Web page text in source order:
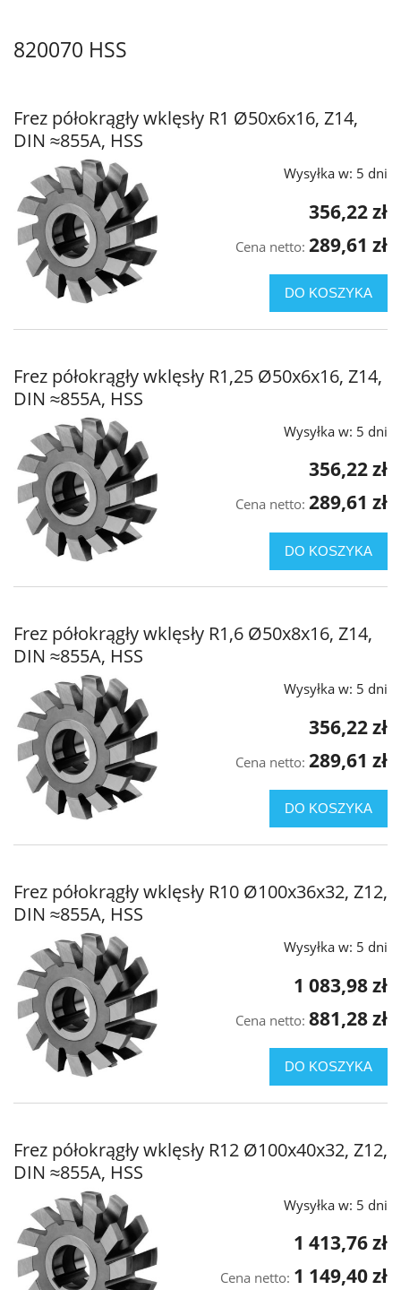
820070 HSS
Frez półokrągły wklęsły R1 Ø50x6x16, Z14,
DIN ≈855A, HSS
Wysyłka w: 5 dni
356,22 zł
Cena netto: 289,61 zł
DO KOSZYKA
Frez półokrągły wklęsły R1,25 Ø50x6x16, Z14,
DIN ≈855A, HSS
Wysyłka w: 5 dni
356,22 zł
Cena netto: 289,61 zł
DO KOSZYKA
Frez półokrągły wklęsły R1,6 Ø50x8x16, Z14,
DIN ≈855A, HSS
Wysyłka w: 5 dni
356,22 zł
Cena netto: 289,61 zł
DO KOSZYKA
Frez półokrągły wklęsły R10 Ø100x36x32, Z12,
DIN ≈855A, HSS
Wysyłka w: 5 dni
1 083,98 zł
Cena netto: 881,28 zł
DO KOSZYKA
Frez półokrągły wklęsły R12 Ø100x40x32, Z12,
DIN ≈855A, HSS
Wysyłka w: 5 dni
1 413,76 zł
Cena netto: 1 149,40 zł